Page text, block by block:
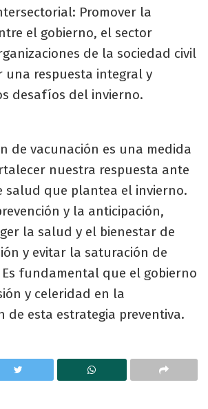
Promover la
el gobierno, el sector
de la sociedad civil
una respuesta integral y
desafíos del invierno.
de vacunación es una medida
nuestra respuesta ante
salud que plantea el invierno.
y la anticipación,
la salud y el bienestar de
y evitar la saturación de
fundamental que el gobierno
y celeridad en la
de esta estrategia preventiva.